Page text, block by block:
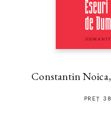
Constantin
PREȚ